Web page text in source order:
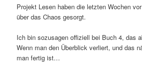
Projekt Lesen haben die letzten Wochen
über das Chaos gesorgt.
Ich bin sozusagen offiziell bei Buch 4, das
Wenn man den Überblick verliert, und das
man fertig ist…